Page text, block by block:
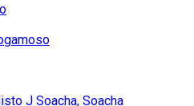
J Soacha, Soacha